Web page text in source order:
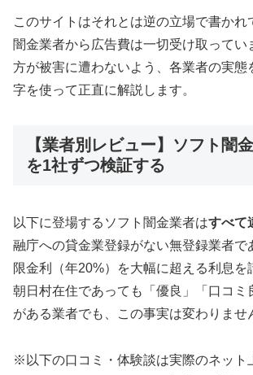
このサイトはそれとは逆の立場で書かれ
闇金業者から広告費は一切受け取ってい
方が被害に遭わないよう、各業者の実態
字を使って正直に解説します。
【業者別レビュー】ソフト闇
を1社ずつ検証する
以下に登場するソフト闇金業者はすべて
融庁への貸金業登録がない無登録業者で
限金利（年20%）を大幅に超える利息を
朝日村在住であっても「優良」「口コミ
がある業者でも、この事実は変わりませ
※以下の口コミ・体験談は実際のネット